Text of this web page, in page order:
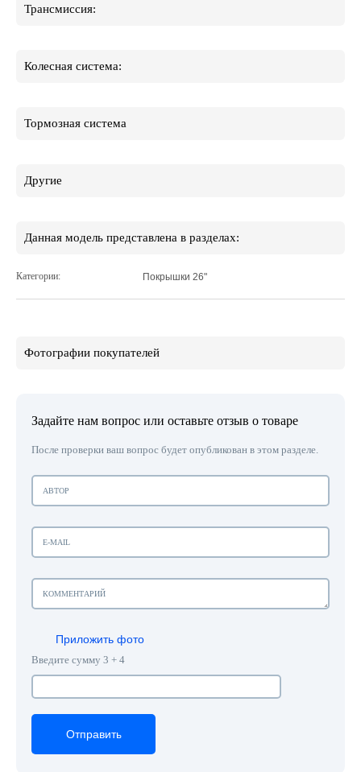
Трансмиссия:
Колесная система:
Тормозная система
Другие
Данная модель представлена в разделах:
Категории: Покрышки 26"
Фотографии покупателей
Задайте нам вопрос или оставьте отзыв о товаре
После проверки ваш вопрос будет опубликован в этом разделе.
Приложить фото
Введите сумму 3 + 4
Отправить
Отправить
Отправить